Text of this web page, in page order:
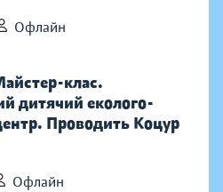
Офлайн
клас.
дитячий еколого-
Проводить Коцур
Офлайн